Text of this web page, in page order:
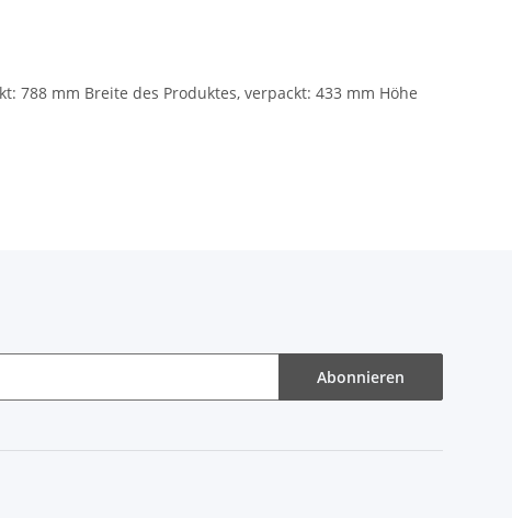
788 mm Breite des Produktes, verpackt: 433 mm Höhe
Abonnieren